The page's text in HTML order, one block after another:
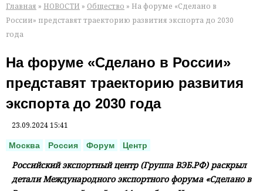
Главная » НОВОСТИ » Общество » На форуме «Сделано в
России» представят траекторию развития экспорта до 2030
года
На форуме «Сделано в России»
представят траекторию развития
экспорта до 2030 года
23.09.2024 15:41
Москва Россия Форум Центр
Российский экспортный центр (Группа ВЭБ.РФ) раскрыл
детали Международного экспортного форума «Сделано в